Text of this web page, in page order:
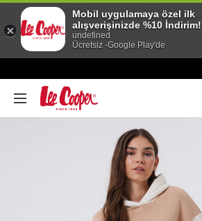
Mobil uygulamaya özel ilk
alışverişinizde %10 İndirim!
undefined
Ücretsiz -Google Play'de